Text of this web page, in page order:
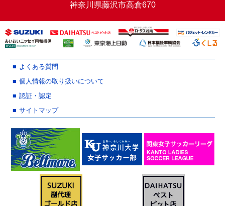
神奈川県藤沢市高倉670
よくある質問
個人情報の取り扱いについて
認証・認定
サイトマップ